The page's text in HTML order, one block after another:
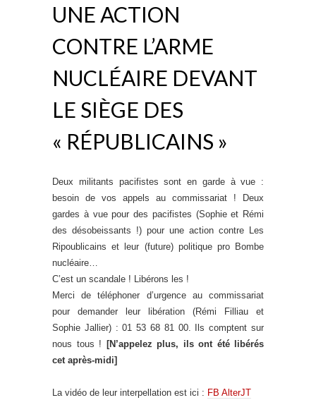
UNE ACTION
CONTRE L’ARME
NUCLÉAIRE DEVANT
LE SIÈGE DES
« RÉPUBLICAINS »
Deux militants pacifistes sont en garde à vue :
besoin de vos appels au commissariat ! Deux
gardes à vue pour des pacifistes (Sophie et Rémi
des désobeissants !) pour une action contre Les
Ripoublicains et leur (future) politique pro Bombe
nucléaire…
C’est un scandale ! Libérons les !
Merci de téléphoner d’urgence au commissariat
pour demander leur libération (Rémi Filliau et
Sophie Jallier) : 01 53 68 81 00. Ils comptent sur
nous tous !
[N’appelez plus, ils ont été libérés
cet après-midi]
La vidéo de leur interpellation est ici : FB AlterJT